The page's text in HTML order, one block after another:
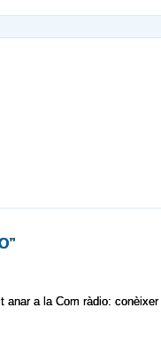
anar a la Com ràdio: